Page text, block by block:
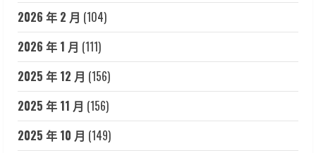
2026 年 2 月 (104)
2026 年 1 月 (111)
2025 年 12 月 (156)
2025 年 11 月 (156)
2025 年 10 月 (149)